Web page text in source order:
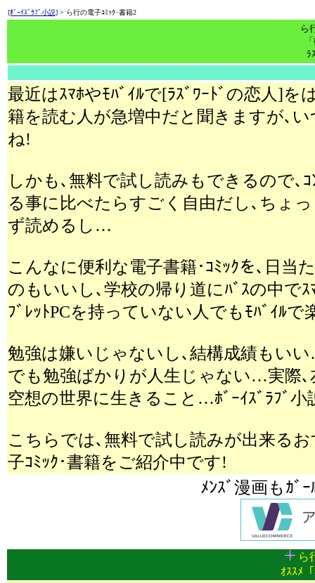
[ﾎﾞｰｲｽﾞﾗﾌﾞ小説] > ら行の電子ｺﾐｯｸ･書籍2
ら
ﾗ
最近はｽﾏﾎやﾓﾊﾞｲﾙで[ﾗｽﾞﾜｰﾄﾞの恋人]を
籍を読む人が急増中だと聞きますが､
ね!
しかも､無料で試し読みもできるので､
る事に比べたらすごく自由だし､ちょ
ず読めるし…
こんなに便利な電子書籍･ｺﾐｯｸを､日当
のもいいし､学校の帰り道にﾊﾞｽの中で
ﾌﾞﾚｯﾄPCを持っていない人でもﾓﾊﾞｲﾙ
勉強は嫌いじゃないし､結構成績もい
でも勉強ばかりが人生じゃない…実際
空想の世界に生きること…ﾎﾞｰｲｽﾞﾗﾌﾞ
こちらでは､無料で試し読みが出来る
子ｺﾐｯｸ･書籍をご紹介中です!
ﾒﾝｽﾞ漫画もｶﾞ
ら
ｵｽｽﾒ